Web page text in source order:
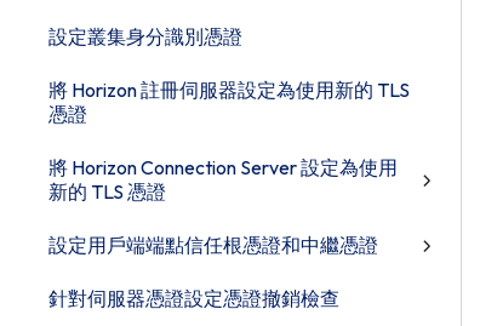
設定叢集身分識別憑證
將 Horizon 註冊伺服器設定為使用新的 TLS
憑證
將 Horizon Connection Server 設定為使用
新的 TLS 憑證
設定用戶端端點信任根憑證和中繼憑證
針對伺服器憑證設定憑證撤銷檢查